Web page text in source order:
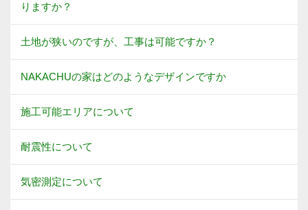
りますか？
土地が狭いのですが、工事は可能ですか？
NAKACHUの家はどのようなデザインですか
施工可能エリアについて
耐震性について
気密測定について